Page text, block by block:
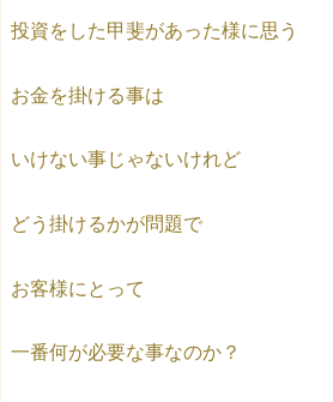
投資をした甲斐があった様に思う
お金を掛ける事は
いけない事じゃないけれど
どう掛けるかが問題で
お客様にとって
一番何が必要な事なのか？